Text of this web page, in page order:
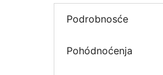
Podrobnosće
Pohódnoćenja